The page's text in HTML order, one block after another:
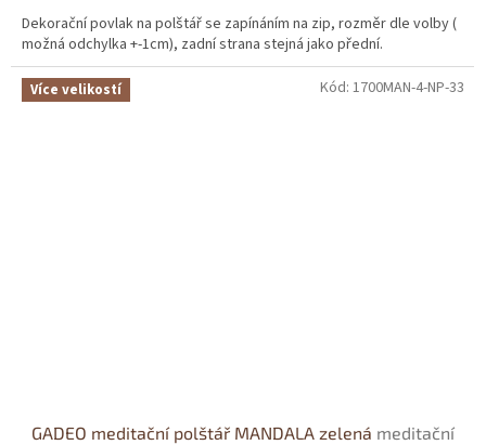
z
5
hvězdiček.
Dekorační povlak na polštář se zapínáním na zip, rozměr dle volby (
možná odchylka +-1cm), zadní strana stejná jako přední.
Více velikostí
GADEO meditační polštář MANDALA zelená meditační
Kód: 1700MAN-4-NP-33